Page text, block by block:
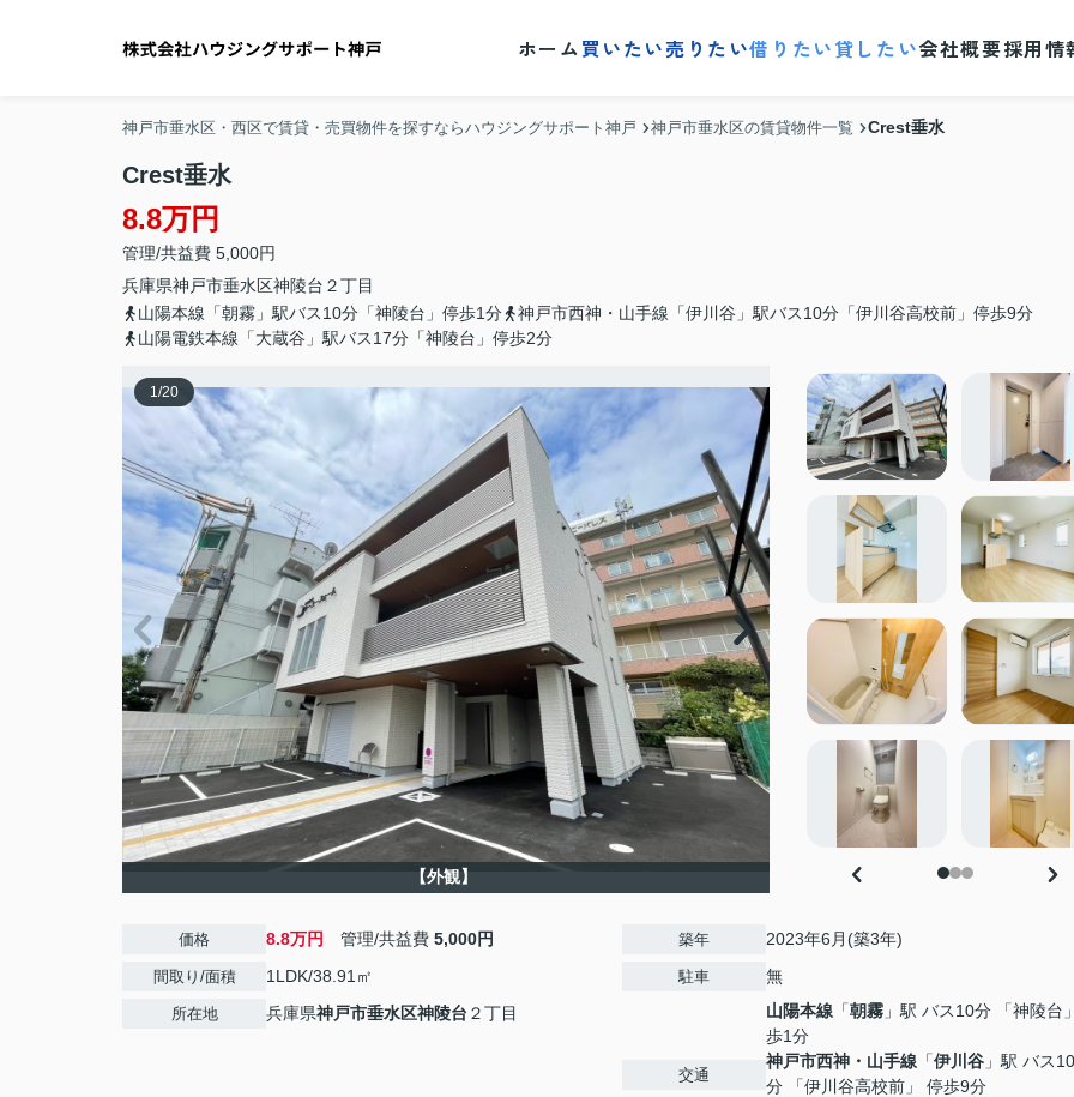
ホーム買いたい売りたい借りたい貸したい会社概要採用情
神戸市垂水区・西区で賃貸・売買物件を探すならハウジングサポート神戸 神戸市垂水区の賃貸物件一覧 Crest垂水
Crest垂水
8.8万円
管理/共益費 5,000円
兵庫県神戸市垂水区神陵台 ２丁目
山陽本線「朝霧」駅バス10分「神陵台」停歩1分
神戸市西神・山手線「伊川谷」駅バス10分「伊川谷高校前」停歩9分
山陽電鉄本線「大蔵谷」駅バス17分「神陵台」停歩2分
1/20
【外観】
価格 8.8万円 管理/共益費 5,000円
間取り/面積 1LDK/38.91㎡
所在地 兵庫県神戸市垂水区神陵台 ２丁目
築年 2023年6月(築3年)
駐車 無
交通
山陽本線 「朝霧 」駅 バス10分 「神陵台
歩1分
神戸市西神・山手線 「伊川谷 」駅 バス10
分 「伊川谷高校前」 停歩9分